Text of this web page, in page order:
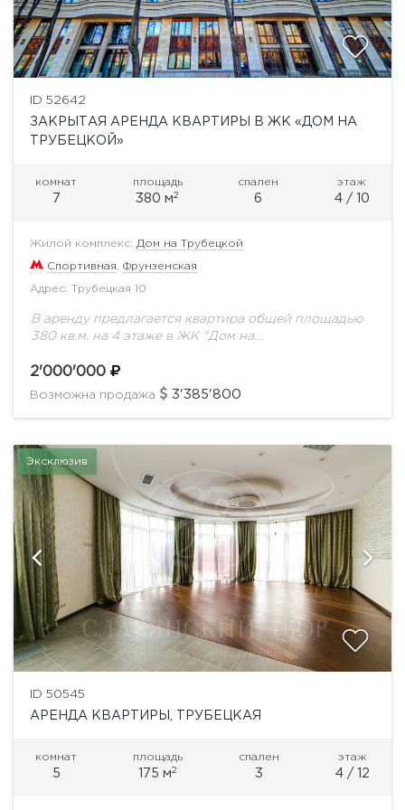
ID 52642
ЗАКРЫТАЯ АРЕНДА КВАРТИРЫ В ЖК «ДОМ НА
ТРУБЕЦКОЙ»
комнат
7
площадь
380 м2
спален
6
этаж
4 / 10
Жилой комплекс: Дом на Трубецкой
Спортивная Фрунзенская
Адрес: Трубецкая 10
В аренду предлагается квартира общей площадью
380 кв.м. на 4 этаже в ЖК "Дом на
Трубецкая, дом 10 с мягкими архитектурными
2'000'000
Возможна продажа 3'385'800
Эксклюзив
ID 50545
АРЕНДА КВАРТИРЫ, ТРУБЕЦКАЯ
комнат
5
площадь
175 м2
спален
3
этаж
4 / 12